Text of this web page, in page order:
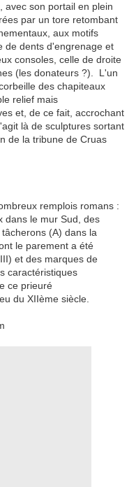
avec son portail en plein
par un tore retombant
aux motifs
de dents d'engrenage et
consoles, celle de droite
(les donateurs ?). L'un
des chapiteaux
relief mais
et, de ce fait, accrochant
là de sculptures sortant
de la tribune de Cruas
remplois romans :
dans le mur Sud, des
(A) dans la
le parement a été
et des marques de
caractéristiques
ce prieuré
du XIIème siècle.